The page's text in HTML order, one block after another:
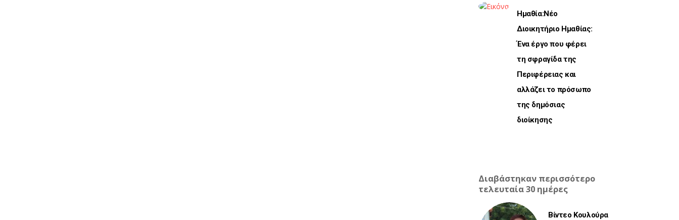
Ημαθία:Νέο
Διοικητήριο Ημαθίας:
Ένα έργο που φέρει
τη σφραγίδα της
Περιφέρειας και
αλλάζει το πρόσωπο
της δημόσιας
διοίκησης
Διαβάστηκαν περισσότερο
τελευταία 30 ημέρες
Βίντεο Κουλούρα